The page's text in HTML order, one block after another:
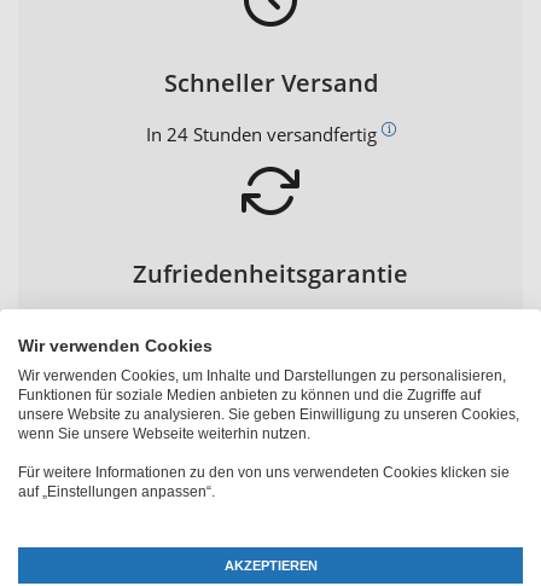
Schneller Versand
In 24 Stunden versandfertig
Zufriedenheitsgarantie
Persönliche Beratung
Wir verwenden Cookies
Wir verwenden Cookies, um Inhalte und Darstellungen zu personalisieren,
Funktionen für soziale Medien anbieten zu können und die Zugriffe auf
unsere Website zu analysieren. Sie geben Einwilligung zu unseren Cookies,
wenn Sie unsere Webseite weiterhin nutzen.
Für weitere Informationen zu den von uns verwendeten Cookies klicken sie
auf „Einstellungen anpassen“.
AKZEPTIEREN